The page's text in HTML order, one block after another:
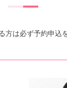
方は必ず予約申込